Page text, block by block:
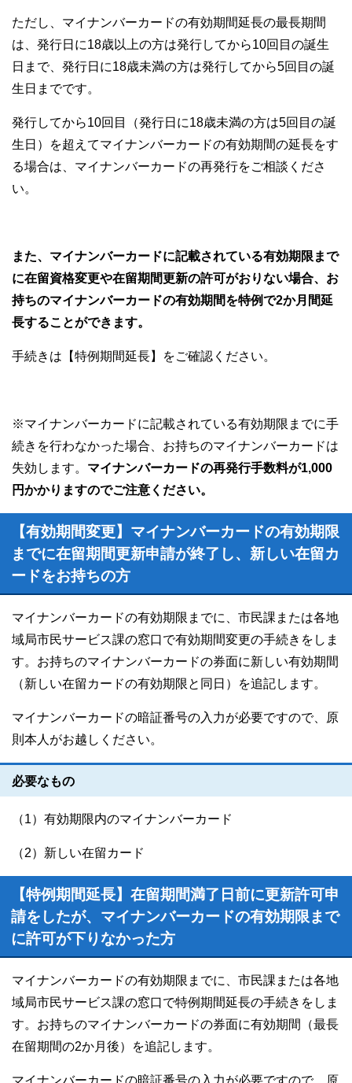
ただし、マイナンバーカードの有効期間延長の最長期間
は、発行日に18歳以上の方は発行してから10回目の誕生
日まで、発行日に18歳未満の方は発行してから5回目の誕
生日までです。
発行してから10回目（発行日に18歳未満の方は5回目の誕
生日）を超えてマイナンバーカードの有効期間の延長をす
る場合は、マイナンバーカードの再発行をご相談くださ
い。
また、マイナンバーカードに記載されている有効期限まで
に在留資格変更や在留期間更新の許可がおりない場合、お
持ちのマイナンバーカードの有効期間を特例で2か月間延
長することができます。
手続きは【特例期間延長】をご確認ください。
※マイナンバーカードに記載されている有効期限までに手
続きを行わなかった場合、お持ちのマイナンバーカードは
失効します。 マイナンバーカードの再発行手数料が1,000
円かかりますのでご注意ください。
【有効期間変更】マイナンバーカードの有効期限
までに在留期間更新申請が終了し、新しい在留カ
ードをお持ちの方
マイナンバーカードの有効期限までに、市民課または各地
域局市民サービス課の窓口で有効期間変更の手続きをしま
す。お持ちのマイナンバーカードの券面に新しい有効期間
（新しい在留カードの有効期限と同日）を追記します。
マイナンバーカードの暗証番号の入力が必要ですので、原
則本人がお越しください。
必要なもの
（1）有効期限内のマイナンバーカード
（2）新しい在留カード
【特例期間延長】在留期間満了日前に更新許可申
請をしたが、マイナンバーカードの有効期限まで
に許可が下りなかった方
マイナンバーカードの有効期限までに、市民課または各地
域局市民サービス課の窓口で特例期間延長の手続きをしま
す。お持ちのマイナンバーカードの券面に有効期間（最長
在留期間の2か月後）を追記します。
マイナンバーカードの暗証番号の入力が必要ですので、原